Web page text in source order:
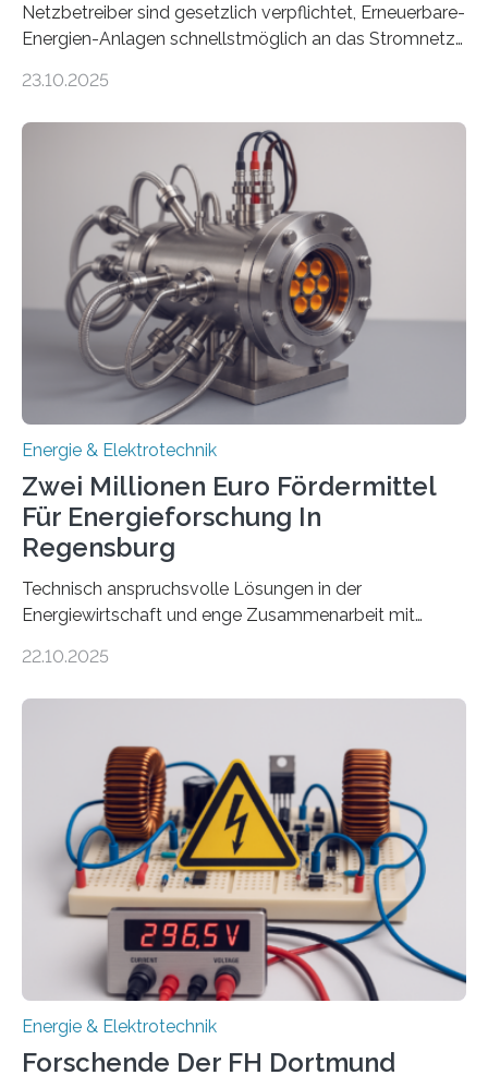
Netzbetreiber sind gesetzlich verpflichtet, Erneuerbare-
Energien-Anlagen schnellstmöglich an das Stromnetz
ermöglichen. Doch der dafür nötige Netzausbau hinkt
einem „Anschlussstau“. Die Stiftung
Umweltenergierecht hat den Rechtsrahmen in einem
neuen Bericht für die Praxis eingeordnet – inklusive der
Rolle von flexiblen Netzanschlussvereinbarungen. Der
Netzanschluss von Erneuerbare-Energien-Anlagen
(EE-Anlagen) ist entscheidend für die Energiewende.
Denn ohne Anschluss an das Netz kann kein Strom
eingespeist werden. Nach dem Erneuerbare-Energien-
Gesetz (EEG) sind Netzbetreiber…
23.10.2025
Energie & Elektrotechnik
Zwei Millionen Euro Fördermittel
Für Energieforschung In
Regensburg
Technisch anspruchsvolle Lösungen in der
Energiewirtschaft und enge Zusammenarbeit mit
neuen EU-geförderten Transfer-Projekte zu
Energietechnologien werden vom Europäischen
Sozialfonds Plus (ESF+) gefördert – mit einer
Gesamtsumme von mehr als zwei Millionen Euro.
Damit zählt die Hochschule zu den großen
Gewinnerinnen der aktuellen Förderrunde des
Bayerischen Wissenschaftsministeriums. Im
Mittelpunkt steht der direkte Wissenstransfer: Neue
wissenschaftliche Erkenntnisse sollen rasch in die
22.10.2025
Energie & Elektrotechnik
Forschende Der FH Dortmund